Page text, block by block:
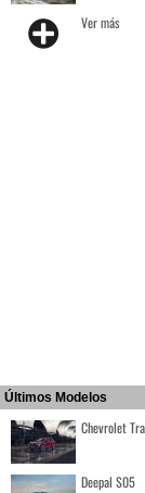
Ver más
Últimos Modelos
Chevrolet
Deepal S05